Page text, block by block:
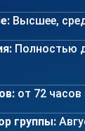
Высшее,
Полностью
от 72 часов
группы: